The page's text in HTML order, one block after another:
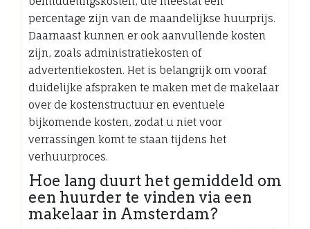
percentage zijn van de maandelijkse huurprijs.
Daarnaast kunnen er ook aanvullende kosten
zijn, zoals administratiekosten of
advertentiekosten. Het is belangrijk om vooraf
duidelijke afspraken te maken met de makelaar
over de kostenstructuur en eventuele
bijkomende kosten, zodat u niet voor
verrassingen komt te staan tijdens het
verhuurproces.
Hoe lang duurt het gemiddeld om
een huurder te vinden via een
makelaar in Amsterdam?